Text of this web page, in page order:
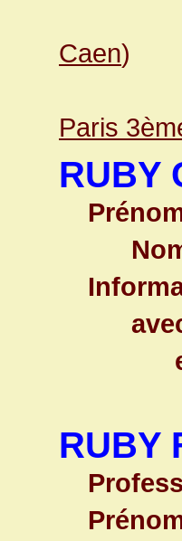
Caen)
Paris
RUBY
RUBY